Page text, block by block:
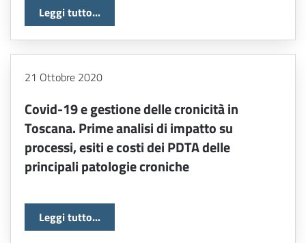
Leggi tutto...
21 Ottobre 2020
Covid-19 e gestione delle cronicità in
Toscana. Prime analisi di impatto su
processi, esiti e costi dei PDTA delle
principali patologie croniche
Leggi tutto...